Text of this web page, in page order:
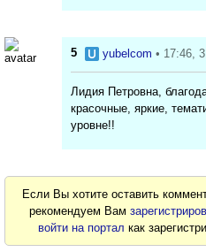
5 yubelcom • 17:46,
Лидия Петровна,
красочные, яркие,
уровне!!
Если Вы хотите оставить
рекомендуем Вам
войти на портал как